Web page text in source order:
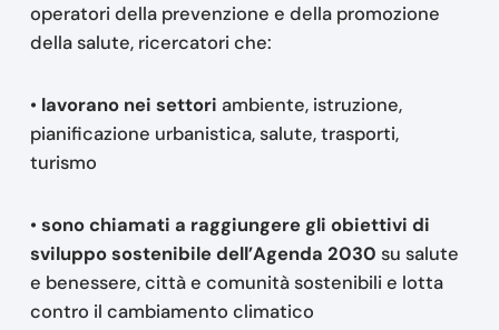
operatori della prevenzione e della promozione
della salute, ricercatori che:
• lavorano nei settori ambiente, istruzione,
pianificazione urbanistica, salute, trasporti,
turismo
• sono chiamati a raggiungere gli obiettivi di
sviluppo sostenibile dell’Agenda 2030 su salute
e benessere, città e comunità sostenibili e lotta
contro il cambiamento climatico